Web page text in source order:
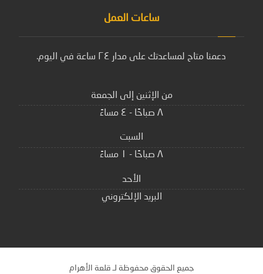
ساعات العمل
دعمنا متاح لمساعدتك على مدار ٢٤ ساعة في اليوم.
من الإثنين إلى الجمعة
٨ صباحًا - ٤ مساءً
السبت
٨ صباحًا - ١ مساءً
الأحد
البريد الإلكتروني
جميع الحقوق محفوظة لـ قلعة الأهرام